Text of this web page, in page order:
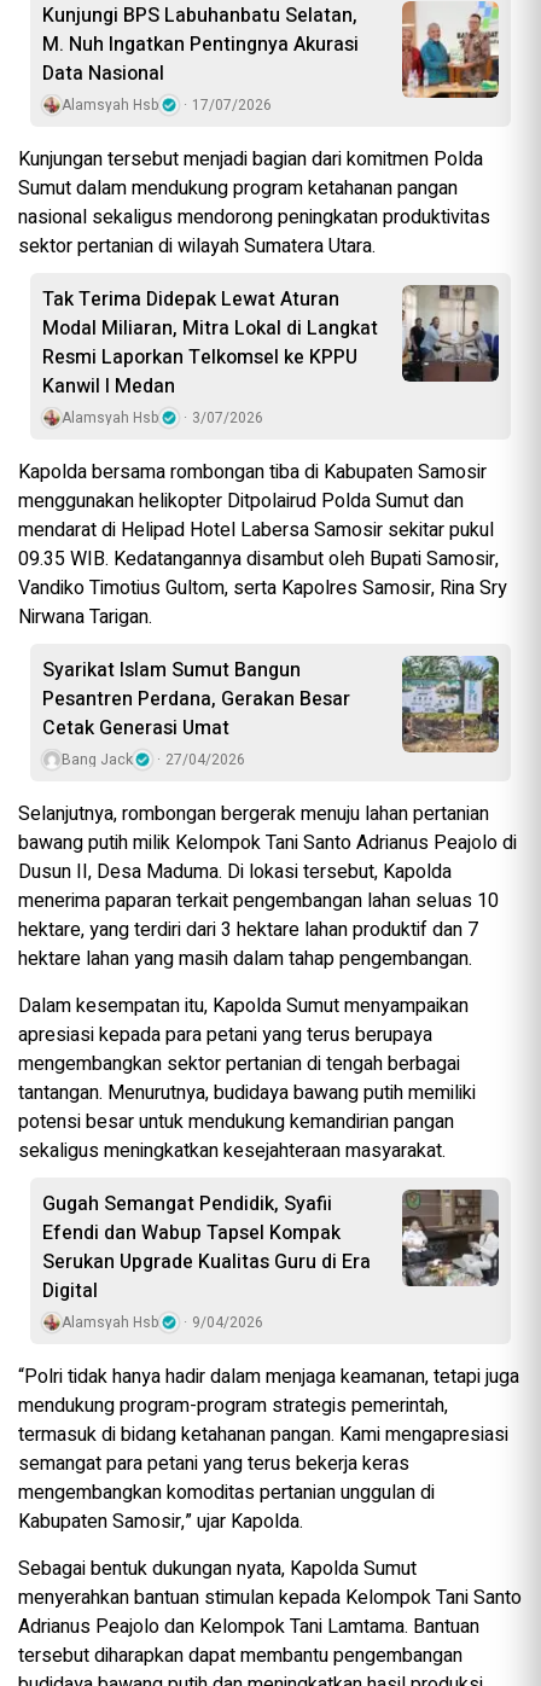
Kunjungi BPS Labuhanbatu Selatan,
M. Nuh Ingatkan Pentingnya Akurasi
Data Nasional
Alamsyah Hsb 17/07/2026
Kunjungan tersebut menjadi bagian dari komitmen Polda
Sumut dalam mendukung program ketahanan pangan
nasional sekaligus mendorong peningkatan produktivitas
sektor pertanian di wilayah Sumatera Utara.
Tak Terima Didepak Lewat Aturan
Modal Miliaran, Mitra Lokal di Langkat
Resmi Laporkan Telkomsel ke KPPU
Kanwil I Medan
Alamsyah Hsb 3/07/2026
Kapolda bersama rombongan tiba di Kabupaten Samosir
menggunakan helikopter Ditpolairud Polda Sumut dan
mendarat di Helipad Hotel Labersa Samosir sekitar pukul
09.35 WIB. Kedatangannya disambut oleh Bupati Samosir,
Vandiko Timotius Gultom, serta Kapolres Samosir, Rina Sry
Nirwana Tarigan.
Syarikat Islam Sumut Bangun
Pesantren Perdana, Gerakan Besar
Cetak Generasi Umat
Bang Jack 27/04/2026
Selanjutnya, rombongan bergerak menuju lahan pertanian
bawang putih milik Kelompok Tani Santo Adrianus Peajolo di
Dusun II, Desa Maduma. Di lokasi tersebut, Kapolda
menerima paparan terkait pengembangan lahan seluas 10
hektare, yang terdiri dari 3 hektare lahan produktif dan 7
hektare lahan yang masih dalam tahap pengembangan.
Dalam kesempatan itu, Kapolda Sumut menyampaikan
apresiasi kepada para petani yang terus berupaya
mengembangkan sektor pertanian di tengah berbagai
tantangan. Menurutnya, budidaya bawang putih memiliki
potensi besar untuk mendukung kemandirian pangan
sekaligus meningkatkan kesejahteraan masyarakat.
Gugah Semangat Pendidik, Syafii
Efendi dan Wabup Tapsel Kompak
Serukan Upgrade Kualitas Guru di Era
Digital
Alamsyah Hsb 9/04/2026
“Polri tidak hanya hadir dalam menjaga keamanan, tetapi juga
mendukung program-program strategis pemerintah,
termasuk di bidang ketahanan pangan. Kami mengapresiasi
semangat para petani yang terus bekerja keras
mengembangkan komoditas pertanian unggulan di
Kabupaten Samosir,” ujar Kapolda.
Sebagai bentuk dukungan nyata, Kapolda Sumut
menyerahkan bantuan stimulan kepada Kelompok Tani Santo
Adrianus Peajolo dan Kelompok Tani Lamtama. Bantuan
tersebut diharapkan dapat membantu pengembangan